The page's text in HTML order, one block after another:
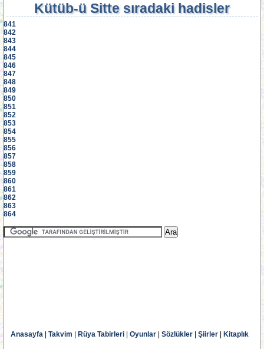
Kütüb-ü Sittesıradaki hadisler
841
842
843
844
845
846
847
848
849
850
851
852
853
854
855
856
857
858
859
860
861
862
863
864
Anasayfa Takvim Rüya Tabirleri Oyunlar Sözlükler Şiirler Kitaplık